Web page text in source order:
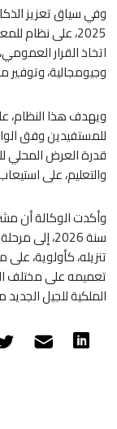
وفي سياق تعزيز
2025، على نظام
اتخاذ القرار
وجيومجالية، وتوفير
ويهدف هذا النظام،
للمستفيدين وفق
قدرة العرض المحلي
والتعليم، على
وأكدت الوكالة أن
سنة 2026،
تنزيله، كأولوية،
تعميمه على مختلف
الملكية للجيل